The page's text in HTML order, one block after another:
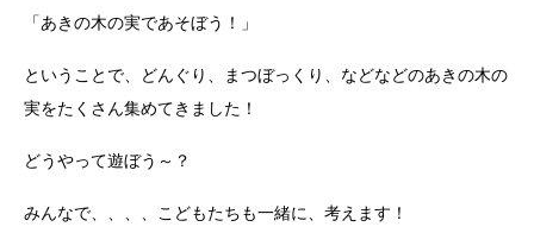
「あきの木の実であそぼう！」
ということで、どんぐり、まつぼっくり、などなどのあきの木の
実をたくさん集めてきました！
どうやって遊ぼう～？
みんなで、、、、こどもたちも一緒に、考えます！